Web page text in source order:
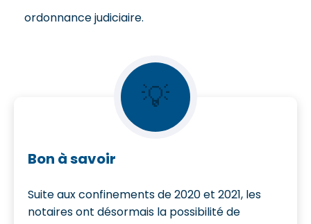
ordonnance judiciaire.
💡
Bon à savoir
Suite aux confinements de 2020 et 2021, les
notaires ont désormais la possibilité de